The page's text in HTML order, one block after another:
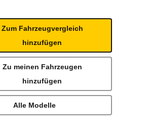
Zum Fahrzeugvergleich
hinzufügen
Zu meinen Fahrzeugen
hinzufügen
Alle Modelle